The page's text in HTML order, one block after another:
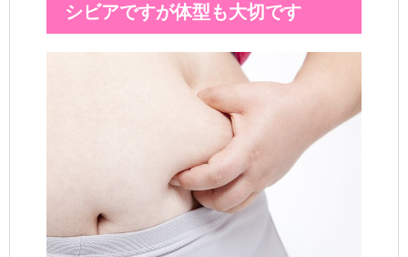
シビアですが体型も大切です